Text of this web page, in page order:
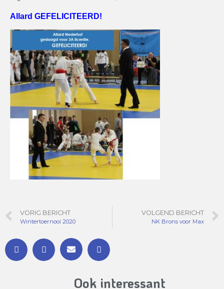
Allard GEFELICITEERD!
VORIG BERICHT
Wintertoernooi 2020
VOLGEND BERICHT
NK Brons voor Max
Ook interessant